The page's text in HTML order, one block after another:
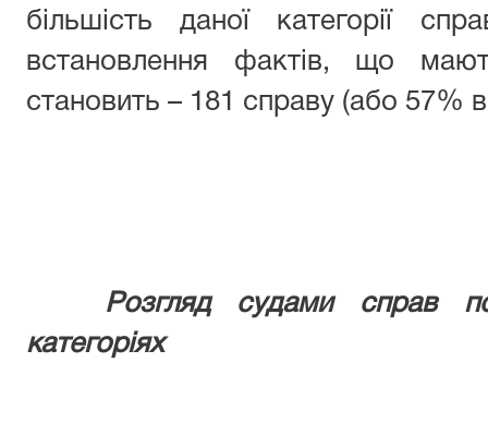
більшість даної категорії
встановлення фактів, що
становить – 181 справу (або 57%
Розгляд судами справ
категоріях